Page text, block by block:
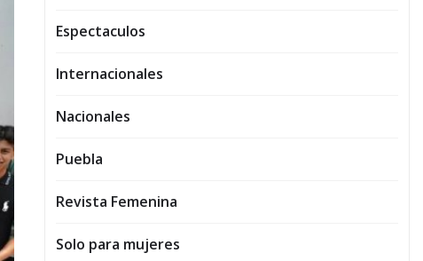
Espectaculos
Internacionales
Nacionales
Puebla
Revista Femenina
Solo para mujeres